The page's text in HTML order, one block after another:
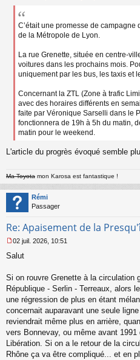
o
C’était une promesse de
de la Métropole de Lyon.
La rue Grenette, située en centre-
voitures dans les prochains mois.
uniquement par les bus, les taxis et
Concernant la ZTL (Zone à trafic
avec des horaires différents en
faite par Véronique Sarselli dans le
fonctionnera de 19h à 5h du matin,
matin pour le weekend.
L'article du progrès évoqué semble
Ma Toyota mon Karosa est fantastique !
Rémi
Passager
Re: Apaisement de la
e
a
g
e
n
o
n
l
u
02 juil. 2026, 10:51
Salut
Si on rouvre Grenette à la circulation
République - Serlin - Terreaux, alors
une régression de plus en étant
concernait auparavant une seule
reviendrait même plus en arrière,
vers Bonnevay, ou même avant
Libération. Si on a le retour de la
Rhône ça va être compliqué... et en